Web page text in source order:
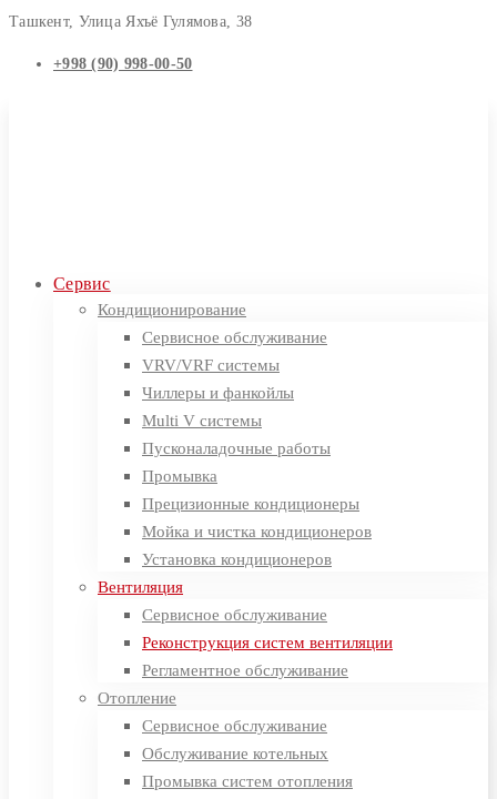
Ташкент, Улица Яхъё Гулямова, 38
+998 (90) 998-00-50
Сервис
Кондиционирование
Сервисное обслуживание
VRV/VRF системы
Чиллеры и фанкойлы
Multi V системы
Пусконаладочные работы
Промывка
Прецизионные кондиционеры
Мойка и чистка кондиционеров
Установка кондиционеров
Вентиляция
Сервисное обслуживание
Реконструкция систем вентиляции
Регламентное обслуживание
Отопление
Сервисное обслуживание
Обслуживание котельных
Промывка систем отопления